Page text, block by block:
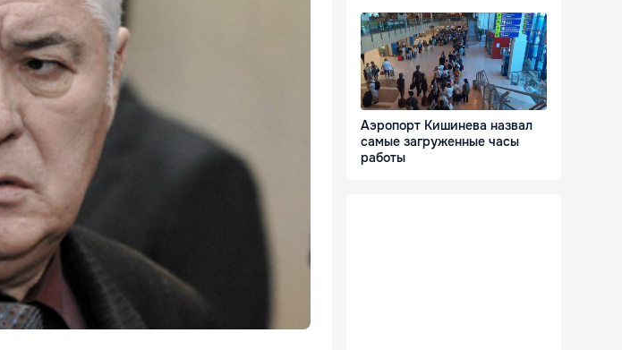
Аэропорт Кишинева назвал
самые загруженные часы
работы